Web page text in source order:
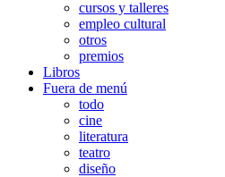
cursos y talleres
empleo cultural
otros
premios
Libros
Fuera de menú
todo
cine
literatura
teatro
diseño